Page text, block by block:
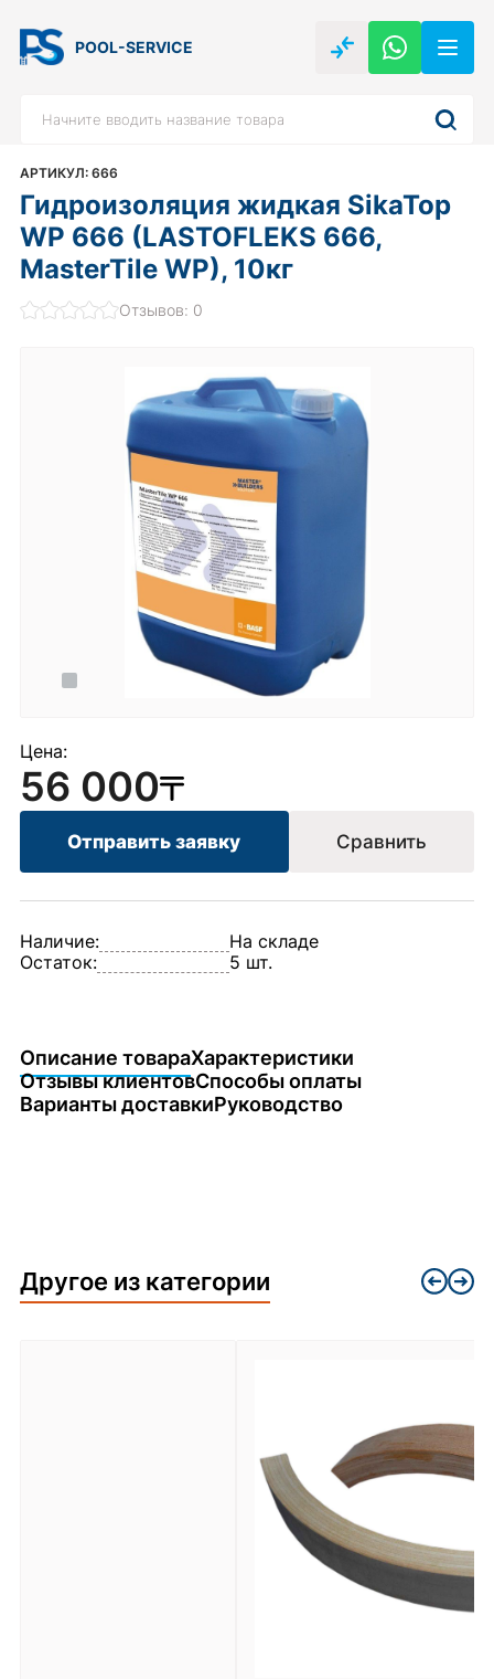
POOL-SERVICE
АРТИКУЛ: 666
Гидроизоляция жидкая SikaTop
WP 666 (LASTOFLEKS 666,
MasterTile WP), 10кг
Отзывов: 0
Цена:
56 000
Отправить заявку Сравнить
Наличие:
На складе
Остаток:
5 шт.
Описание товараХарактеристики
Отзывы клиентовСпособы оплаты
Варианты доставкиРуководство
Другое из категории